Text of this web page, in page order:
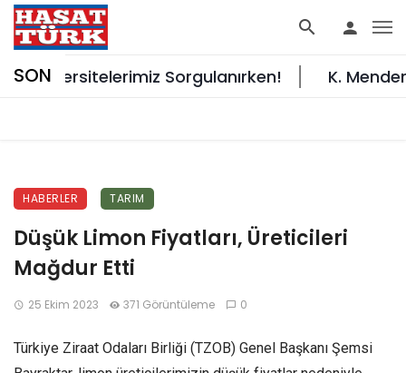
SON Sorgulanırken! K. Menderes’te
HABERLER TARIM
Düşük Limon Fiyatları, Üreticileri
Mağdur Etti
25 Ekim 2023 371 Görüntüleme 0
Türkiye Ziraat Odaları Birliği (TZOB) Genel Başkanı Şemsi